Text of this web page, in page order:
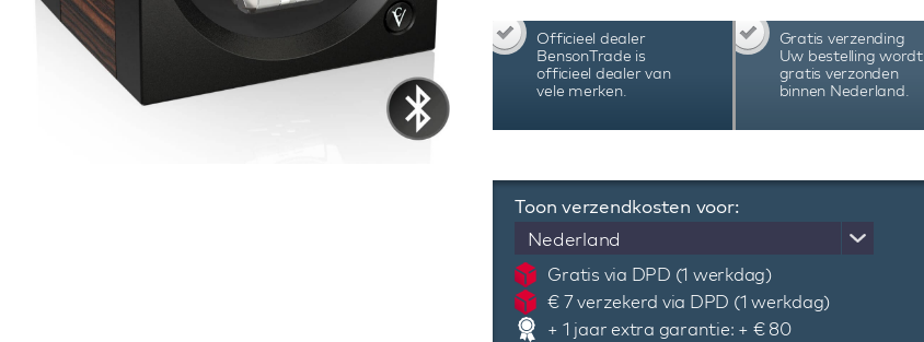
Officieel dealer
BensonTrade is
officieel dealer van
vele merken.
Gratis verzending
Uw bestelling wordt
gratis verzonden
binnen Nederland.
Toon verzendkosten voor:
Nederland
Gratis via DPD (1 werkdag)
€ 7 verzekerd via DPD (1 werkdag)
+ 1 jaar extra garantie: + € 80